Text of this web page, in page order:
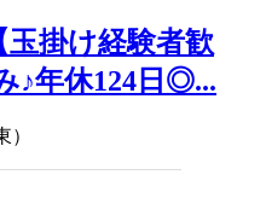
玉掛け経験者歓
♪年休124日◎...